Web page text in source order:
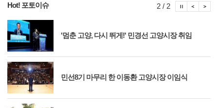
Hot! 포토이슈
'멈춘 고양, 다시 뛰게!' 민경선 고양시장 취임
민선8기 마무리 한 이동환 고양시장 이임식
2 / 2 포
포토이